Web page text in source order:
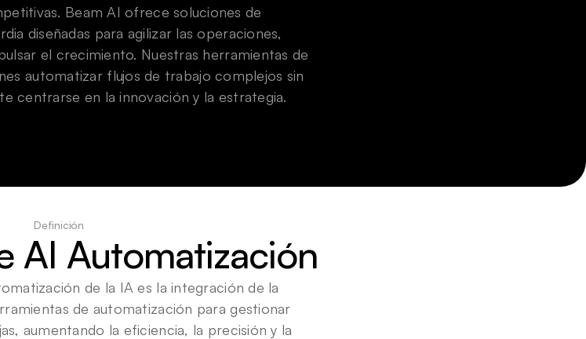
Beam AI ofrece soluciones de
diseñadas para agilizar las operaciones,
el crecimiento. Nuestras herramientas de
automatizar flujos de trabajo complejos sin
centrarse en la innovación y la estrategia.
Definición
AI Automatización
de la IA es la integración de la
de automatización para gestionar
aumentando la eficiencia, la precisión y la